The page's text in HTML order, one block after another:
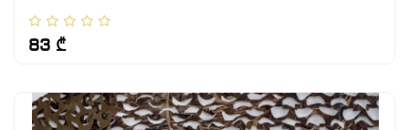
83 ₾